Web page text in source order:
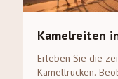
Kamelreiten
Erleben Sie die
Kamellrücken.